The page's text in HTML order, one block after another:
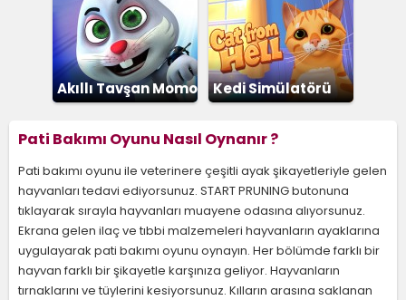
Akıllı Tavşan Momo Kedi Simülatörü
Pati Bakımı Oyunu Nasıl Oynanır ?
Pati bakımı oyunu ile veterinere çeşitli ayak şikayetleriyle gelen
hayvanları tedavi ediyorsunuz. START PRUNING butonuna
tıklayarak sırayla hayvanları muayene odasına alıyorsunuz.
Ekrana gelen ilaç ve tıbbi malzemeleri hayvanların ayaklarına
uygulayarak pati bakımı oyunu oynayın. Her bölümde farklı bir
hayvan farklı bir şikayetle karşınıza geliyor. Hayvanların
tırnaklarını ve tüylerini kesiyorsunuz. Kılların arasına saklanan